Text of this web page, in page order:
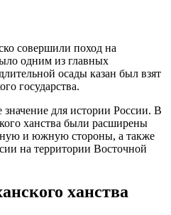
совершили поход на
одним из главных
осады казан был взят
государства.
для истории России. В
ханства были расширены
и южную стороны, а также
на территории Восточной
ханства